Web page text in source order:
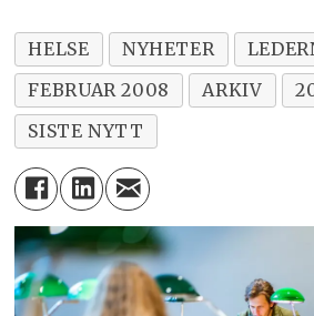
HELSE NYHETER
FEBRUAR 2008
ARKIV
SISTE NYTT